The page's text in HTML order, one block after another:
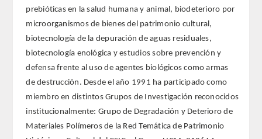
INGENIERíA
ARQUITECTURA Y BELLAS ARTES
VETERINARIA
NUMERO
SUPERNUMERARIOS
prebióticas en la salud humana y animal, biodeterioro por
microorganismos de bienes del patrimonio cultural,
biotecnología de la depuración de aguas residuales,
biotecnología enológica y estudios sobre prevención y
defensa frente al uso de agentes biológicos como armas
de destrucción. Desde el año 1991 ha participado como
miembro en distintos Grupos de Investigación reconocidos
institucionalmente: Grupo de Degradación y Deterioro de
Materiales Polímeros de la Red Temática de Patrimonio